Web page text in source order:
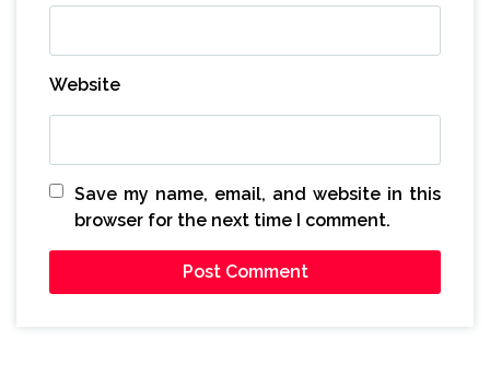
Website
Save my name, email, and website in this
browser for the next time I comment.